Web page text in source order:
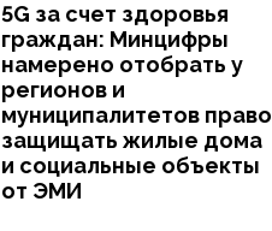
5G за счет здоровья
граждан: Минцифры
намерено отобрать у
регионов и
муниципалитетов право
защищать жилые дома
и социальные объекты
от ЭМИ